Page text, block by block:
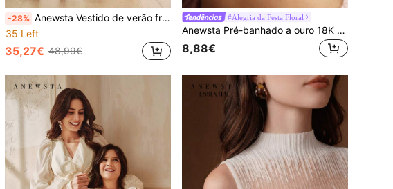
-28% Anewsta Vestido de verão francês elegante rosa iridescente com babados e decote halter para meninas
35 Left
35,27€ 48,99€
#Alegria da Festa Floral
Anewsta Pré-banhado a ouro 18K - Super Fairy Oil Painting Brincos de flores rosa Dia dos Namorados, Mãe, Mãe, Dia das Mães, Presente
8,88€